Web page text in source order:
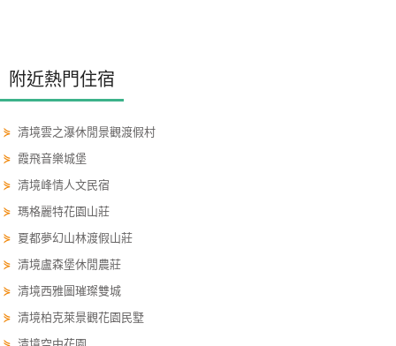
會
戶
服
聯
絡
單
附近熱門住宿
⋟清境雲之瀑休閒景觀渡假村
⋟ 霞飛音樂城堡
⋟清境峰情人文民宿
⋟瑪格麗特花園山莊
⋟ 夏都夢幻山林渡假山莊
⋟清境盧森堡休閒農莊
⋟清境西雅圖璀璨雙城
⋟清境柏克萊景觀花園民墅